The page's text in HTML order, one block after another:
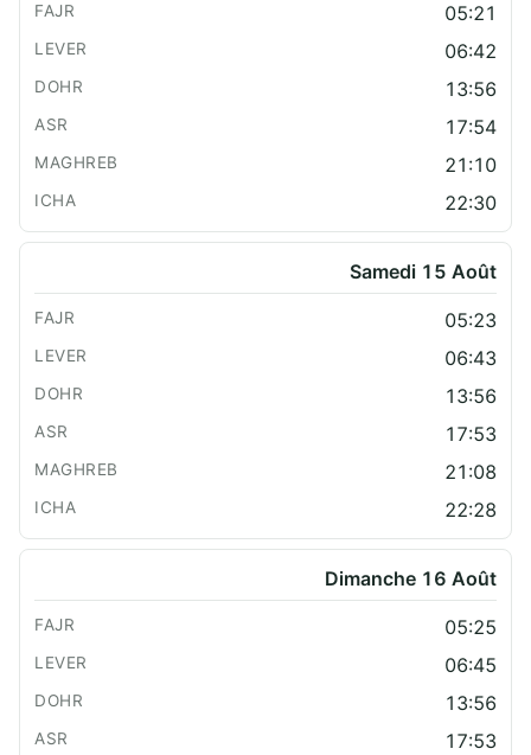
05:21
06:42
13:56
17:54
21:10
22:30
Samedi 15 Août
05:23
06:43
13:56
17:53
21:08
22:28
Dimanche 16 Août
05:25
06:45
13:56
17:53